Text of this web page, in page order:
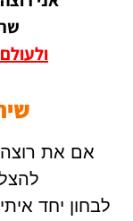
אם את רוצה
לבחון יחד